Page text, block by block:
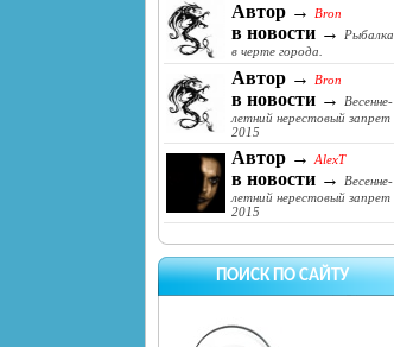
Автор → Bron
в новости →
Рыбалка
в черте города.
Автор → Bron
в новости →
Весенне-
летний нерестовый запрет
2015
Автор → AlexT
в новости →
Весенне-
летний нерестовый запрет
2015
ПОИСК ПО САЙТУ